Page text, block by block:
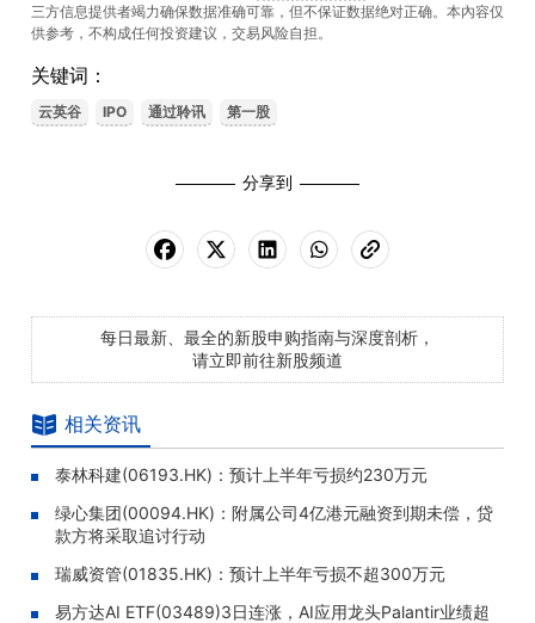
三方信息提供者竭力确保数据准确可靠，但不保证数据绝对正确。本內容仅
供参考，不构成任何投资建议，交易风险自担。
关键词：
云英谷 IPO 通过聆讯 第一股
分享到
每日最新、最全的新股申购指南与深度剖析，
请立即前往新股频道
相关资讯
泰林科建(06193.HK)：预计上半年亏损约230万元
绿心集团(00094.HK)：附属公司4亿港元融资到期未偿，贷
款方将采取追讨行动
瑞威资管(01835.HK)：预计上半年亏损不超300万元
易方达AI ETF(03489)3日连涨，AI应用龙头Palantir业绩超